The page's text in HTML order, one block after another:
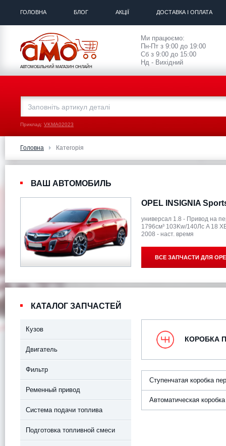
ГОЛОВНА БЛОГ АКЦІЇ ДОСТАВКА І ОПЛАТА
АВТОМОБІЛЬНИЙ МАГАЗИН ОНЛАЙН
Ми працюємо:
Пн-Пт з 9:00 до 19:00
Сб з 9:00 до 15:00
Нд - Вихідний
Приклад: VKMA02023
Головна Категорія
ВАШ АВТОМОБИЛЬ
OPEL INSIGNIA
универсал 1.8 - Привод на
1796см³ 103Kw/140Лс A 18
2008 - наст. время
ВСЕ ЗАПЧАСТИ ДЛЯ
КАТАЛОГ ЗАПЧАСТЕЙ
Кузов
Двигатель
Фильтр
Ременный привод
Система подачи топлива
Подготовка топливной смеси
КОРОБКА
Ступенчатая коробка
Автоматическая